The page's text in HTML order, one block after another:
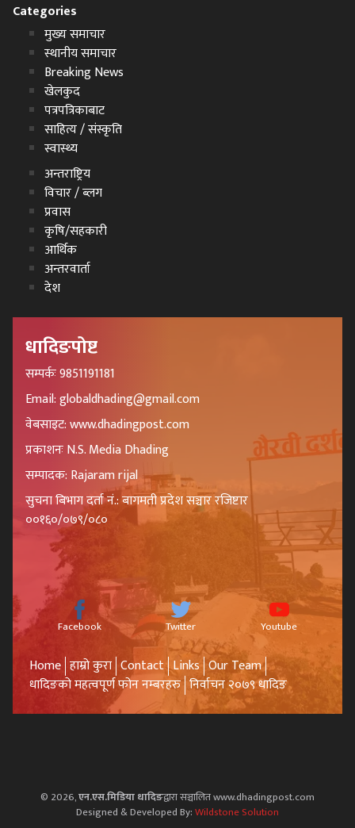
Categories
मुख्य समाचार
स्थानीय समाचार
Breaking News
खेलकुद
पत्रपत्रिकाबाट
साहित्य / संस्कृति
स्वास्थ्य
अन्तराष्ट्रिय
विचार / ब्लग
प्रवास
कृषि/सहकारी
आर्थिक
अन्तरवार्ता
देश
धादिङपोष्ट
सम्पर्कः 9851191181
Email: globaldhading@gmail.com
वेबसाइट: www.dhadingpost.com
प्रकाशनः N.S. Media Dhading
सम्पादक: Rajaram rijal
सुचना बिभाग दर्ता नं.: बागमती प्रदेश सञ्चार रजिष्टार
००१६०/०७९/०८०
Facebook Twitter Youtube
Home हाम्रो कुरा Contact Links Our Team
धादिङको महत्वपूर्ण फोन नम्बरहरु निर्वाचन २०७९ धादिङ
© 2026,एन.एस.मिडिया धादिङद्वारा सञ्चालित www.dhadingpost.com
Designed & Developed By:Wildstone Solution